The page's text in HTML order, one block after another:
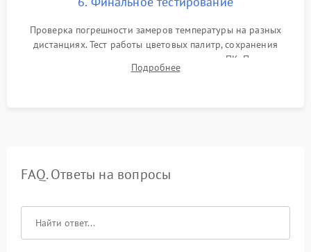
Проверка погрешности замеров температуры на разных
дистанциях. Тест работы цветовых палитр, сохранения
термограмм в память и передачи данных на ПК. Проверка
автономности работы и итоговый контроль качества.
Подробнее
FAQ. Ответы на вопросы